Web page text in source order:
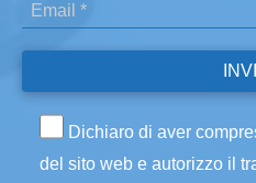
Dichiaro di aver
del sito web e autorizzo il